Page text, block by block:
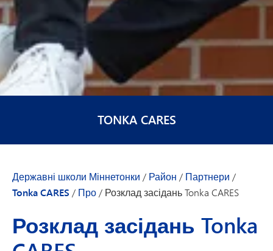
TONKA CARES
Державні школи Міннетонки / Район / Партнери /
Tonka CARES / Про/ Розклад засідань Tonka CARES
Розклад засідань Tonka